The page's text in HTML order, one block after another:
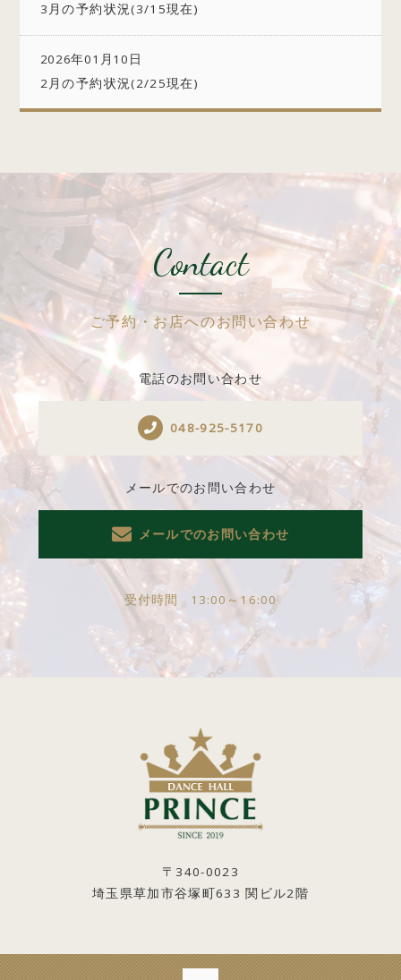
3月の予約状況(3/15現在)
2026年01月10日
2月の予約状況(2/25現在)
Contact
ご予約・お店へのお問い合わせ
電話のお問い合わせ
048-925-5170
メールでのお問い合わせ
メールでのお問い合わせ
受付時間 13:00～16:00
〒340-0023
埼玉県草加市谷塚町633 関ビル2階